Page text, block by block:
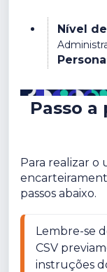
Nível
Passo a
Para realizar o
passos abaixo.
Lembre-se
CSV
instruções